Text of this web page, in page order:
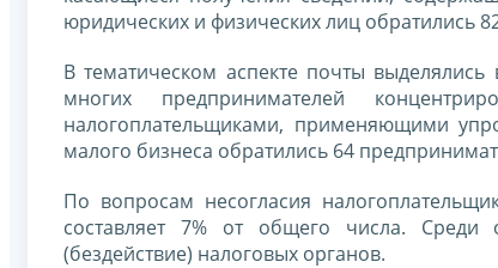
юридических и физических лиц обратились
В тематическом аспекте почты
многих предпринимателей
налогоплательщиками, применяющими
малого бизнеса обратились 64
По вопросам несогласия
составляет 7% от общего числа. Среди
(бездействие) налоговых органов.